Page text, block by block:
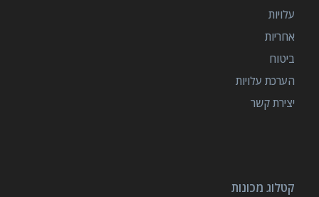
עלויות
אחריות
ביטוח
הערכת עלויות
יצירת קשר
קטלוג מכונות